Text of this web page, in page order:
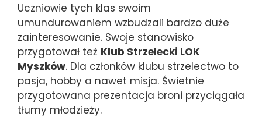
Uczniowie tych klas swoim
umundurowaniem wzbudzali bardzo duże
zainteresowanie. Swoje stanowisko
przygotował też Klub Strzelecki LOK
Myszków. Dla członków klubu strzelectwo to
pasja, hobby a nawet misja. Świetnie
przygotowana prezentacja broni przyciągała
tłumy młodzieży.